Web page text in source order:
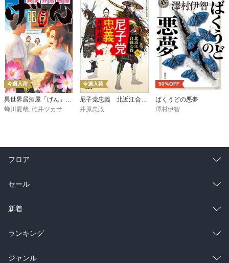
今週入荷
異世界居酒屋「げん」三杯目
蝉川夏哉, 碓井ツカサ
今週入荷
尼子党忠義 北近江合戦心得〈八〉
井原忠政
50%OFF
ばくうどの悪夢
澤村伊智
フロア
総合
ラノベ
雑誌・グラビア
BL・TL
セール
総合
ラノベ
雑誌・グラビア
新着
総合
ラノベ
ランキング
総合
ジャンル